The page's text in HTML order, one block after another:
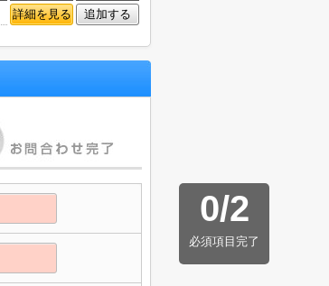
詳細を見る 追加する
0/2
必須項目完了